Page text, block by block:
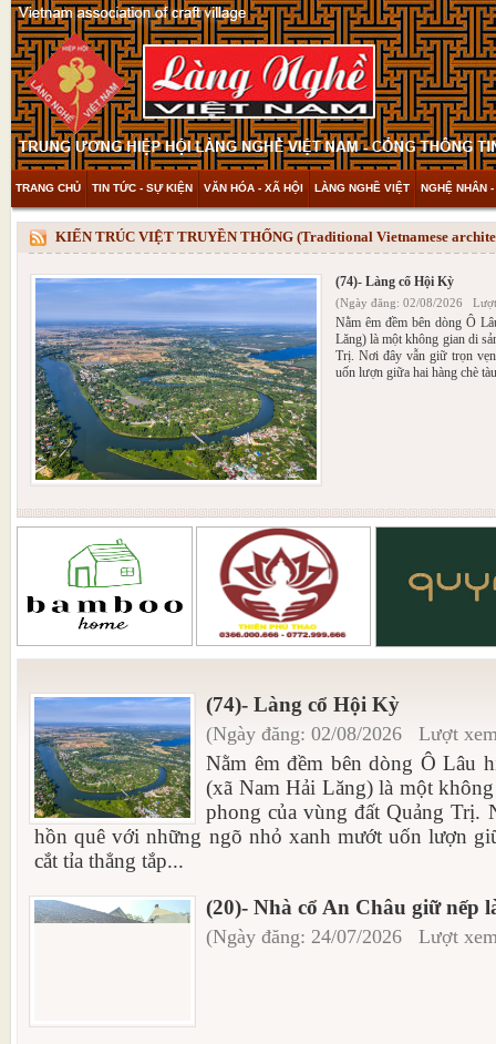
TRANG CHỦ TIN TỨC - SỰ KIỆN VĂN HÓA - XÃ HỘI LÀNG NGHỀ VIỆT NGHỆ NHÂN
THAM KHẢO & KHÁM PHÁ VIDEO
KIẾN TRÚC VIỆT TRUYỀN THỐNG (Traditional Vietnamese
(74)- Làng cổ Hội Kỳ
(Ngày đăng: 02/08/2026
Nằm êm đềm bên dòng Ô
Lăng) là một không gian di
Trị. Nơi đây vẫn giữ trọn
uốn lượn giữa hai hàng chè
(74)- Làng cổ Hội Kỳ
(Ngày đăng: 02/08/2026 Lượt
Nằm êm đềm bên dòng Ô Lâu
(xã Nam Hải Lăng) là một
phong của vùng đất Quảng Trị.
hồn quê với những ngõ nhỏ xanh mướt uốn lượn
cắt tỉa thẳng tắp...
(20)- Nhà cổ An Châu giữ nếp
(Ngày đăng: 24/07/2026 Lượt